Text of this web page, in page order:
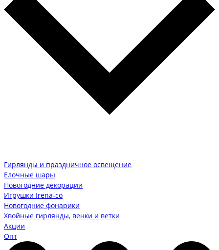
Гирлянды и праздничное освещение
Елочные шары
Новогодние декорации
Игрушки Irena-co
Новогодние фонарики
Хвойные гирлянды, венки и ветки
Акции
Опт